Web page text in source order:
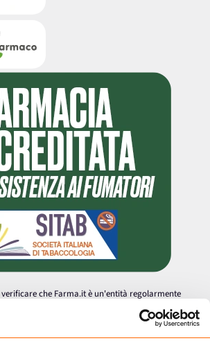
che Farma.it è un'entità regolarmente
della Salute a effettuare la vendita online di